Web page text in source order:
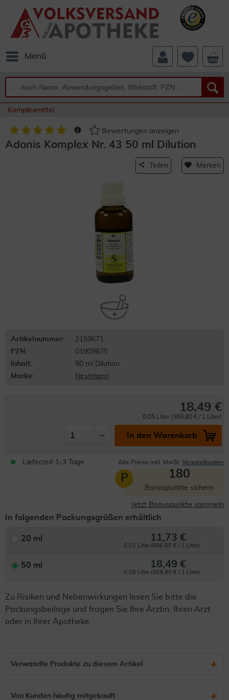
Menü
Komplexmittel
Bewertungen anzeigen
Adonis Komplex Nr. 43 50 ml Dilution
Teilen Merken
Artikelnummer:
2159671
PZN:
01909675
Inhalt:
50 ml Dilution
Marke:
Nestmann
18,49 €
0.05 Liter (369,80 € / 1 Liter)
In den Warenkorb
Lieferzeit 1-3 Tage Alle Preise inkl. MwSt. Versandkosten
P 180
Bonuspunkte sichern
Jetzt Bonuspunkte sammeln
In folgenden Packungsgrößen erhältlich
20 ml 11,73 €
0.02 Liter (586,50 € / 1 Liter)
50 ml 18,49 €
0.05 Liter (369,80 € / 1 Liter)
Zu Risiken und Nebenwirkungen lesen Sie bitte die
Packungsbeilage und fragen Sie Ihre Ärztin, Ihren Arzt
oder in Ihrer Apotheke.
Verwandte Produkte zu diesem Artikel
Von Kunden häufig mitgekauft